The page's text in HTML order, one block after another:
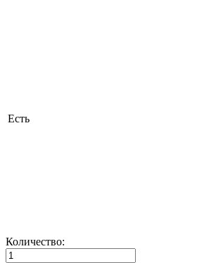
Есть
Количество: